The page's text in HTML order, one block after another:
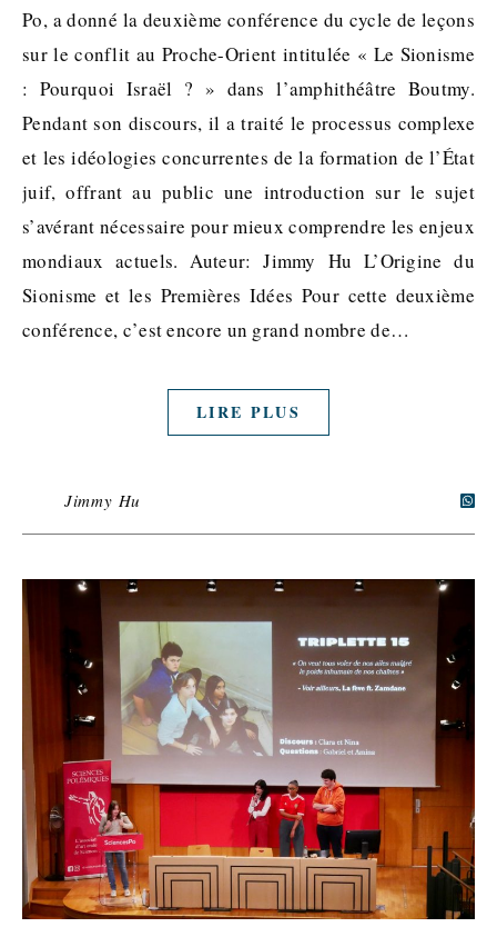
Po, a donné la deuxième conférence du cycle de leçons
sur le conflit au Proche-Orient intitulée « Le Sionisme
: Pourquoi Israël ? » dans l’amphithéâtre Boutmy.
Pendant son discours, il a traité le processus complexe
et les idéologies concurrentes de la formation de l’État
juif, offrant au public une introduction sur le sujet
s’avérant nécessaire pour mieux comprendre les enjeux
mondiaux actuels. Auteur: Jimmy Hu L’Origine du
Sionisme et les Premières Idées Pour cette deuxième
conférence, c’est encore un grand nombre de…
LIRE PLUS
Jimmy Hu